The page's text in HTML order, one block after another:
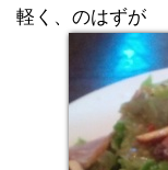
軽く、のはずが